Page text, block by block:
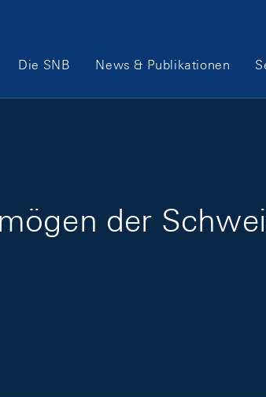
Hauptnavigation
Die SNB News & Publikationen
der